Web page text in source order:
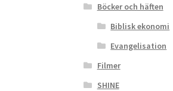
Böcker och häften
Biblisk ekonomi
Evangelisation
Filmer
SHINE